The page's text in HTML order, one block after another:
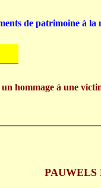
PAUWELS
hommage à une
de patrimoine à la